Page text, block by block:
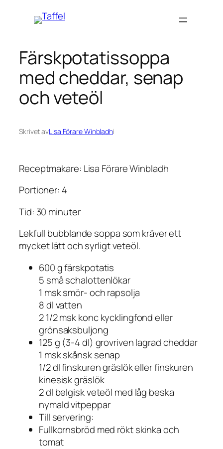
Färskpotatissoppa
med cheddar, senap
och veteöl
Skrivet avLisa Förare Winbladhi
Receptmakare: Lisa Förare Winbladh
Portioner: 4
Tid: 30 minuter
Lekfull bubblande soppa som kräver ett
mycket lätt och syrligt veteöl.
600 g färskpotatis
5 små schalottenlökar
1 msk smör- och rapsolja
8 dl vatten
2 1/2 msk konc kycklingfond eller
grönsaksbuljong
125 g (3-4 dl) grovriven lagrad cheddar
1 msk skånsk senap
1/2 dl finskuren gräslök eller finskuren
kinesisk gräslök
2 dl belgisk veteöl med låg beska
nymald vitpeppar
Till servering:
Fullkornsbröd med rökt skinka och
tomat